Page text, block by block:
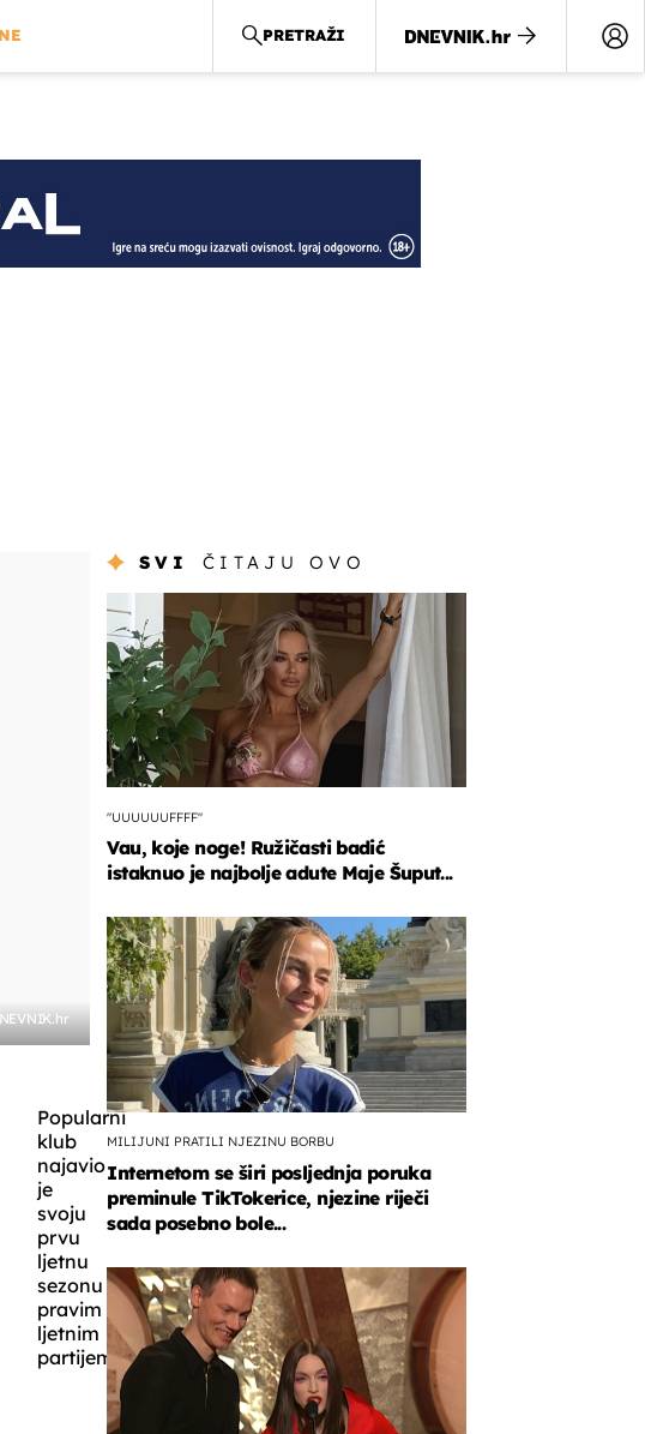
PRETRAŽI
Popularni
klub
najavio
je
svoju
prvu
ljetnu
sezonu
pravim
ljetnim
partijem.
SVI ČITAJU OVO
"UUUUUUFFFF"
Vau, koje noge! Ružičasti badić
istaknuo je najbolje adute Maje Šuput...
MILIJUNI PRATILI NJEZINU BORBU
Internetom se širi posljednja poruka
preminule TikTokerice, njezine riječi
sada posebno bole...